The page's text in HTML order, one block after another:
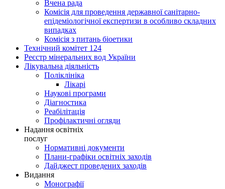
Вчена рада
Комісія для проведення державної санітарно-
епідеміологічної експертизи в особливо складних
випадках
Комісія з питань біоетики
Технічний комітет 124
Реєстр мінеральних вод України
Лікувальна діяльність
Поліклініка
Лікарі
Наукові програми
Діагностика
Реабілітація
Профілактичні огляди
Надання освітніх
послуг
Нормативні документи
Плани-графіки освітніх заходів
Дайджест проведених заходів
Видання
Монографії